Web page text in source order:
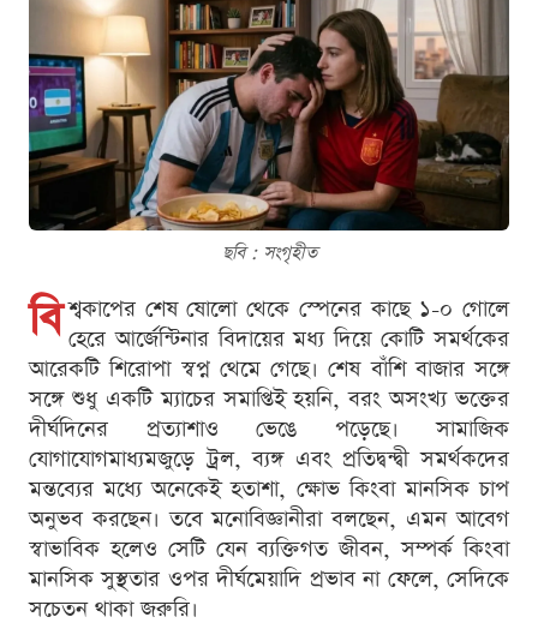
ছবি : সংগৃহীত
বি শ্বকাপের শেষ ষোলো থেকে স্পেনের কাছে ১-০ গোলে
হেরে আর্জেন্টিনার বিদায়ের মধ্য দিয়ে কোটি সমর্থকের
আরেকটি শিরোপা স্বপ্ন থেমে গেছে। শেষ বাঁশি বাজার সঙ্গে
সঙ্গে শুধু একটি ম্যাচের সমাপ্তিই হয়নি, বরং অসংখ্য ভক্তের
দীর্ঘদিনের প্রত্যাশাও ভেঙে পড়েছে। সামাজিক
যোগাযোগমাধ্যমজুড়ে ট্রল, ব্যঙ্গ এবং প্রতিদ্বন্দ্বী সমর্থকদের
মন্তব্যের মধ্যে অনেকেই হতাশা, ক্ষোভ কিংবা মানসিক চাপ
অনুভব করছেন। তবে মনোবিজ্ঞানীরা বলছেন, এমন আবেগ
স্বাভাবিক হলেও সেটি যেন ব্যক্তিগত জীবন, সম্পর্ক কিংবা
মানসিক সুস্থতার ওপর দীর্ঘমেয়াদি প্রভাব না ফেলে, সেদিকে
সচেতন থাকা জরুরি।